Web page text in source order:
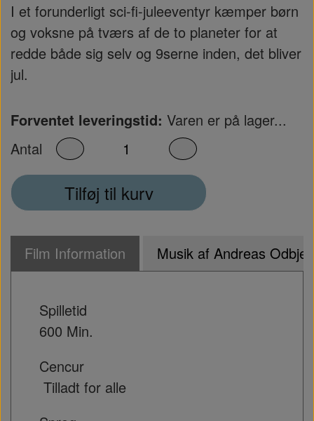
I et forunderligt sci-fi-juleeventyr kæmper børn
og voksne på tværs af de to planeter for at
redde både sig selv og 9serne inden, det bliver
jul.
Forventet leveringstid: Varen er på lager...
Antal
Tilføj til kurv
Film Information Musik af Andreas
Spilletid
600 Min.
Cencur
Tilladt for alle